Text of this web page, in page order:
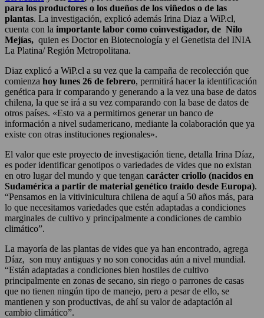
para los productores o los dueños de los viñedos o de las
plantas. La investigación, explicó además Irina Diaz a WiP.cl,
cuenta con la importante labor como coinvestigador, de Nilo
Mejías, quien es Doctor en Biotecnología y el Genetista del INIA
La Platina/ Región Metropolitana.
Diaz explicó a WiP.cl a su vez que la campaña de recolección que
comienza hoy lunes 26 de febrero, permitirá hacer la identificación
genética para ir comparando y generando a la vez una base de datos
chilena, la que se irá a su vez comparando con la base de datos de
otros países. «Esto va a permitirnos generar un banco de
información a nivel sudamericano, mediante la colaboración que ya
existe con otras instituciones regionales».
El valor que este proyecto de investigación tiene, detalla Irina Díaz,
es poder identificar genotipos o variedades de vides que no existan
en otro lugar del mundo y que tengan carácter criollo (nacidos en
Sudamérica a partir de material genético traído desde Europa).
“Pensamos en la vitivinicultura chilena de aquí a 50 años más, para
lo que necesitamos variedades que estén adaptadas a condiciones
marginales de cultivo y principalmente a condiciones de cambio
climático”.
La mayoría de las plantas de vides que ya han encontrado, agrega
Díaz, son muy antiguas y no son conocidas aún a nivel mundial.
“Están adaptadas a condiciones bien hostiles de cultivo
principalmente en zonas de secano, sin riego o parrones de casas
que no tienen ningún tipo de manejo, pero a pesar de ello, se
mantienen y son productivas, de ahí su valor de adaptación al
cambio climático”.